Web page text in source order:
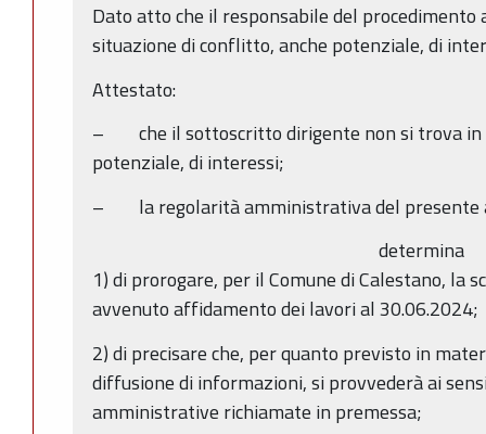
Dato atto che il responsabile del
situazione di conflitto, anche potenziale, di
Attestato:
– che il sottoscritto dirigente non si trova in
potenziale, di interessi;
– la regolarità amministrativa del presente
determina
1) di prorogare, per il Comune di Calestano, la
avvenuto affidamento dei lavori al 30.06.2024;
2) di precisare che, per quanto previsto in
diffusione di informazioni, si provvederà ai
amministrative richiamate in premessa;